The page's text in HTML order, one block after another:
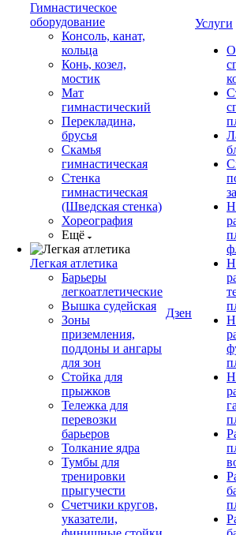
Гимнастическое
оборудование
Консоль, канат,
кольца
Конь, козел,
мостик
Мат
гимнастический
Перекладина,
брусья
Скамья
гимнастическая
Стенка
гимнастическая
(Шведская стенка)
Хореография
Ещё
Легкая атлетика
Барьеры
легкоатлетические
Вышка судейская
Зоны
приземления,
поддоны и ангары
для зон
Стойка для
прыжков
Тележка для
перевозки
барьеров
Толкание ядра
Тумбы для
тренировки
прыгучести
Счетчики кругов,
указатели,
Дзен
Услуги